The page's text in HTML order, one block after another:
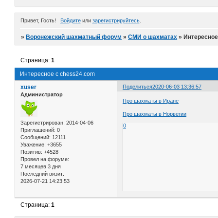
Привет, Гость! Войдитеили зарегистрируйтесь.
»Воронежский шахматный форум »СМИ о шахматах »
Интересное с chess24.com
Страница:1
Поделиться2020-06-03 13:36:57
xuser
Администратор
Зарегистрирован: 2014-04-06
Приглашений: 0
Сообщений: 12111
Уважение: +3655
Позитив: +4528
Провел на форуме:
7 месяцев 3 дня
Последний визит:
2026-07-21 14:23:53
Про шахматы в Иране
Про шахматы в Норвегии
0
Страница:1